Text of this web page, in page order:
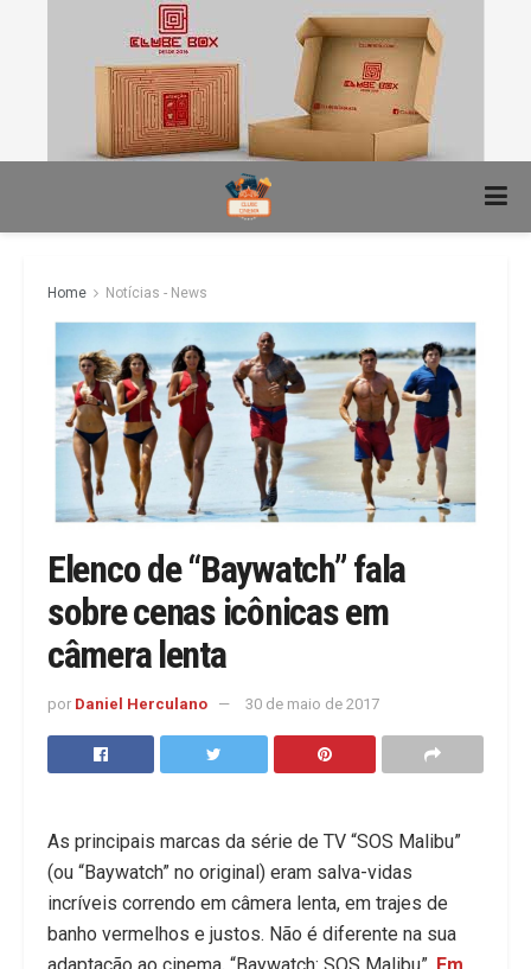
Home Notícias - News
Elenco de “Baywatch” fala
sobre cenas icônicas em
câmera lenta
por Daniel Herculano 30 de maio de 2017
As principais marcas da série de TV “SOS Malibu”
(ou “Baywatch” no original) eram salva-vidas
incríveis correndo em câmera lenta, em trajes de
banho vermelhos e justos. Não é diferente na sua